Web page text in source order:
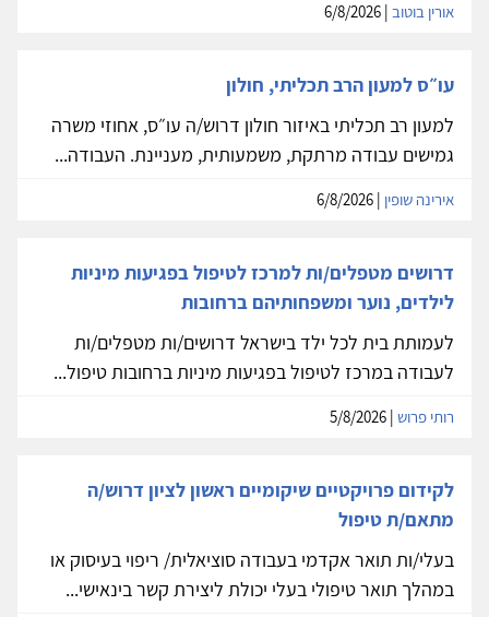
אורין בוטוב
עו״ס למעון הרב תכליתי, חולון
למעון רב תכליתי באיזור חולון דרוש/ה עו״ס, אחוזי משרה
גמישים עבודה מרתקת, משמעותית, מעניינת. העבודה...
אירינה שופין
דרושים מטפלים/ות למרכז לטיפול בפגיעות מיניות
לילדים, נוער ומשפחותיהם ברחובות
לעמותת בית לכל ילד בישראל דרושים/ות מטפלים/ות
לעבודה במרכז לטיפול בפגיעות מיניות ברחובות טיפול...
רותי פרוש
לקידום פרויקטיים שיקומיים ראשון לציון דרוש/ה
מתאם/ת טיפול
בעלי/ות תואר אקדמי בעבודה סוציאלית/ ריפוי בעיסוק או
במהלך תואר טיפולי בעלי יכולת ליצירת קשר בינאישי...